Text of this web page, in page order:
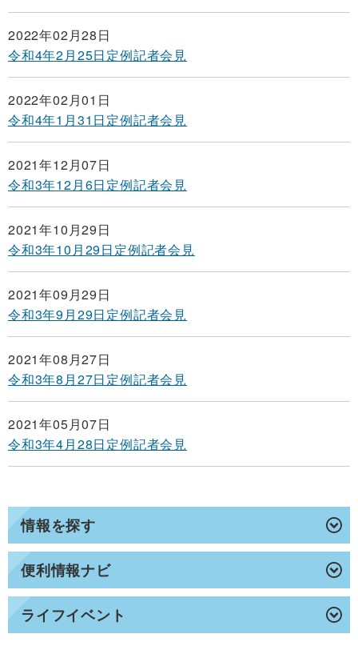
情報を探す
便利情報ナビ
ライフイベント
2022年02月28日
令和4年2月25日定例記者会見
2022年02月01日
令和4年1月31日定例記者会見
2021年12月07日
令和3年12月6日定例記者会見
2021年10月29日
令和3年10月29日定例記者会見
2021年09月29日
令和3年9月29日定例記者会見
2021年08月27日
令和3年8月27日定例記者会見
2021年05月07日
令和3年4月28日定例記者会見